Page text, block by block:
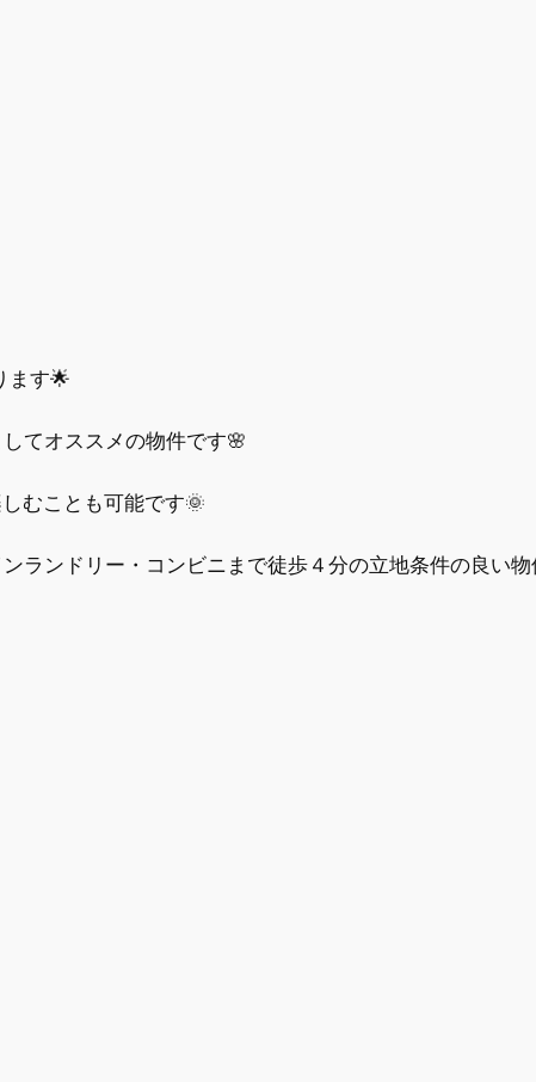
ます🌟
てオススメの物件です🌸
むことも可能です🌞
ランドリー・コンビニまで徒歩４分の立地条件の良い